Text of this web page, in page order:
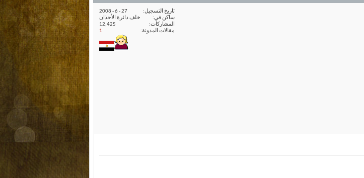
تاريخ التسجيل
27 - 6 - 2008
ساكن في
خلف دائرة الأحذان
المشاركات
12,425
مقالات المدونة
1